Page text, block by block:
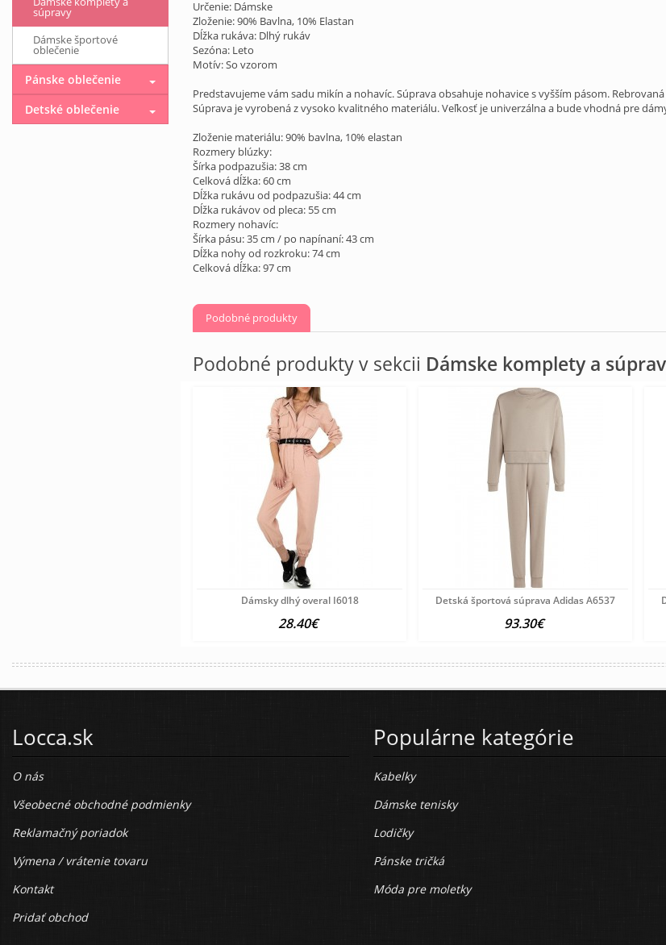
Určenie: Dámske
Zloženie: 90% Bavlna, 10% Elastan
Dĺžka rukáva: Dlhý rukáv
Sezóna: Leto
Motív: So vzorom
Predstavujeme vám sadu mikín a nohavíc. Súprava obsahuje nohavice s vyšším pásom.
Súprava je vyrobená z vysoko kvalitného materiálu. Veľkosť je univerzálna a bude vhodná pre
Zloženie materiálu: 90% bavlna, 10% elastan
Rozmery blúzky:
Šírka podpazušia: 38 cm
Celková dĺžka: 60 cm
Dĺžka rukávu od podpazušia: 44 cm
Dĺžka rukávov od pleca: 55 cm
Rozmery nohavíc:
Šírka pásu: 35 cm / po napínaní: 43 cm
Dĺžka nohy od rozkroku: 74 cm
Celková dĺžka: 97 cm
Podobné produkty
Podobné produkty v sekcii Dámske komplety a
Dámsky dlhý overal I6018
28.40€
Detská športová súprava Adidas A6537
93.30€
súpravy
Dámske športové
oblečenie
Pánske oblečenie
Detské oblečenie
Locca.sk
O nás
Všeobecné obchodné podmienky
Reklamačný poriadok
Výmena / vrátenie tovaru
Kontakt
Pridať obchod
Populárne kategórie
Kabelky
Dámske tenisky
Lodičky
Pánske tričká
Móda pre moletky